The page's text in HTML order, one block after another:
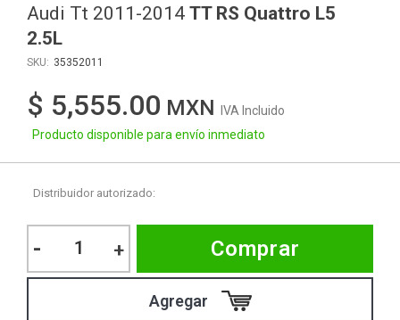
Audi Tt 2011-2014 TT RS Quattro L5
2.5L
35352011
$ 5,555.00
IVA Incluido
Producto disponible para envío inmediato
Distribuidor autorizado:
- + Comprar